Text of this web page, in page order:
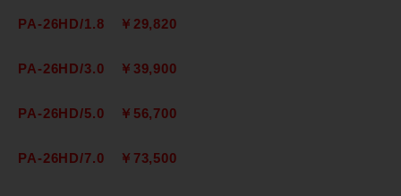
PA-26HD/1.8 ￥29,820
PA-26HD/3.0 ￥39,900
PA-26HD/5.0 ￥56,700
PA-26HD/7.0 ￥73,500